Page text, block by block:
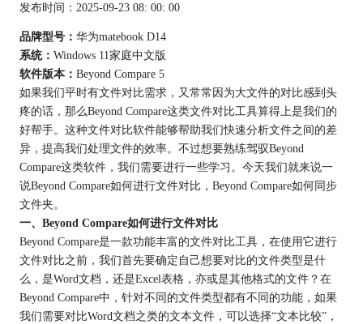
发布时间：2025-09-23 08: 00: 00
品牌型号： 华为matebook D14
系统： Windows 11家庭中文版
软件版本： Beyond Compare 5
如果我们平时有文件对比需求，又常常因为大文件的对比感到头
疼的话，那么Beyond Compare这类文件对比工具算得上是我们的
好帮手。这种文件对比软件能够帮助我们快速分析文件之间的差
异，提高我们处理文件的效率。不过想要熟练驾驭Beyond
Compare这类软件，我们需要进行一些学习。今天我们就来说一
说Beyond Compare如何进行文件对比，Beyond Compare如何同步
文件夹。
一、Beyond Compare如何进行文件对比
Beyond Compare是一款功能丰富的文件对比工具，在使用它进行
文件对比之前，我们首先要确定自己想要对比的文件类型是什
么，是Word文档，还是Excel表格，亦或是其他格式的文件？在
Beyond Compare中，针对不同的文件类型都有不同的功能，如果
我们需要对比Word文档之类的文本文件，可以选择“文本比较”，